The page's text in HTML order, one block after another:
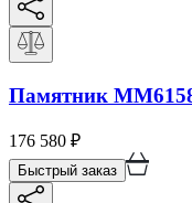
Памятник
176 580 ₽
Быстрый заказ